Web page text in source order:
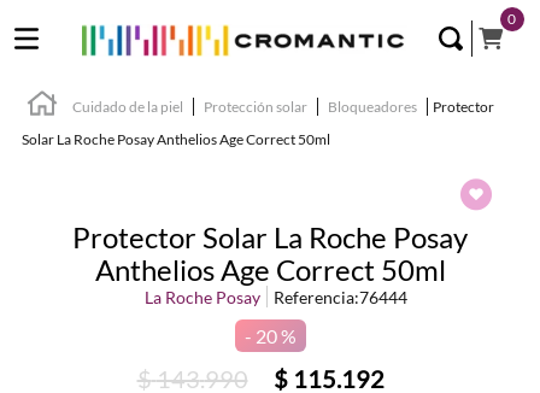
0
Cuidado de la piel Protección solar Bloqueadores
Protector
Solar La Roche Posay Anthelios Age Correct 50ml
Protector Solar La Roche Posay
Anthelios Age Correct 50ml
La Roche Posay Referencia:76444
20 %
$143.990 $ 115.192